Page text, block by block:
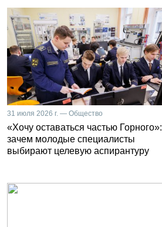
31 июля 2026 г. — Общество
«Хочу оставаться частью Горного»:
зачем молодые специалисты
выбирают целевую аспирантуру